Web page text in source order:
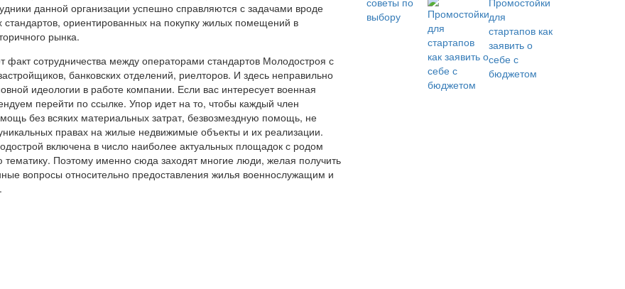
данной организации успешно справляются с задачами вроде
ориентированных на покупку жилых помещений в
рынка.
факт сотрудничества между операторами стандартов Молодостроя с
банковских отделений, риелторов. И здесь неправильно
идеологии в работе компании. Если вас интересует военная
перейти по ссылке. Упор идет на то, чтобы каждый член
без всяких материальных затрат, безвозмездную помощь, не
уникальных правах на жилые недвижимые объекты и их реализации.
включена в число наиболее актуальных площадок с родом
тематику. Поэтому именно сюда заходят многие люди, желая получить
вопросы относительно предоставления жилья военнослужащим и
для
стартапов как
заявить о
себе с
бюджетом